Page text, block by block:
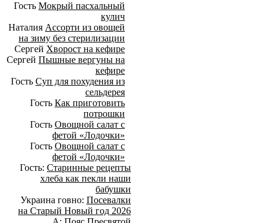
Гость Мокрый пасхальный
кулич
Наталия Ассорти из овощей
на зиму без стерилизации
Сергей Хворост на кефире
Сергей Пышные вергуны на
кефире
Гость Суп для похудения из
сельдерея
Гость Как приготовить
потрошки
Гость Овощной салат с
фетой «Лодочки»
Гость Овощной салат с
фетой «Лодочки»
Гость: Старинные рецепты
хлеба как пекли наши
бабушки
Украина говно: Посевалки
на Старый Новый год 2026